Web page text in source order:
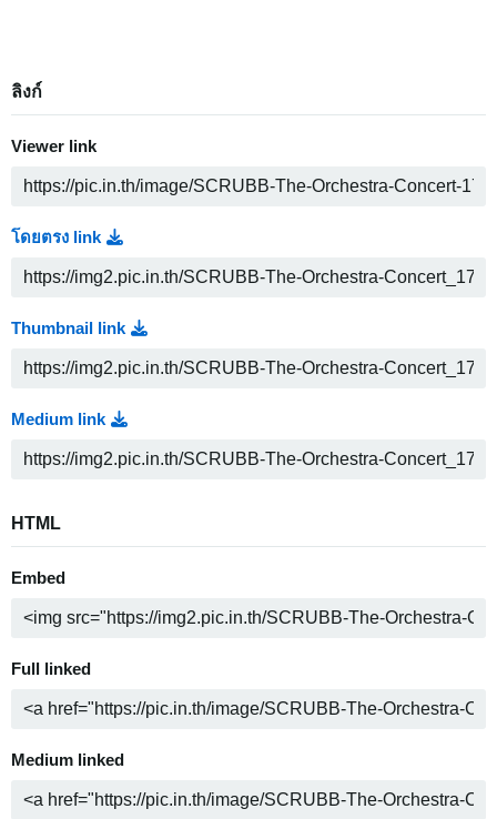
ลิงก์
Viewer link
โดยตรง link
Thumbnail link
Medium link
HTML
Embed
Full linked
Medium linked